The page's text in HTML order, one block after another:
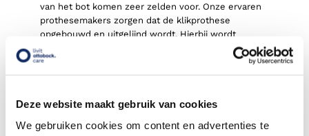
Deze website maakt gebruik van cookies
We gebruiken cookies om content en advertenties te
van het bot komen zeer zelden voor. Onze ervaren
prothesemakers zorgen dat de klikprothese
opgebouwd en uitgelijnd wordt. Hierbij wordt
gebruikgemaakt van een klikveiligheidsadapter. Bij
een eventuele val ontgrendelt de adapter, waarmee
te grote druk op het implantaat voorkomen kan
samenwerking met het Radboudumc en
karakter van dit revalidatietraject vereist een goede